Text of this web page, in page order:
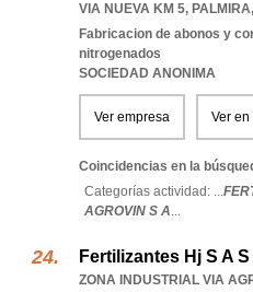
VIA NUEVA KM 5, PALMIRA,
Fabricacion de abonos y
nitrogenados
SOCIEDAD ANONIMA
Ver empresa Ver
Coincidencias en la
Categorías actividad: ...
AGROVIN S A...
Fertilizantes Hj S A S
ZONA INDUSTRIAL VIA